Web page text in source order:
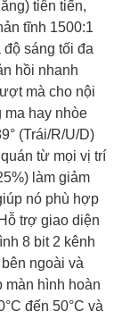
tiên tiến,
tĩnh 1500:1
sáng tối đa
hồi nhanh
mà cho nội
ma hay nhòe
(Trái/R/U/D)
từ mọi vị trí
làm giảm
nó phù hợp
trợ giao diện
8 bit 2 kênh
ngoài và
màn hình hoàn
đến 50°C và